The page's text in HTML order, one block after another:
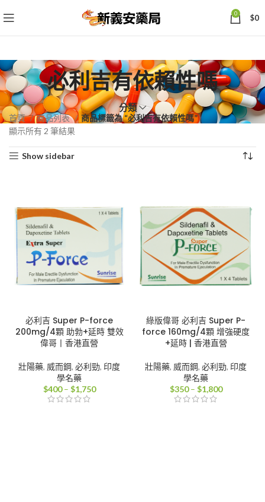
0 $0
必利吉有依賴性嗎
分類
首頁 商品列表
商品標籤為 “必利吉有依賴性嗎”
顯示所有 2 筆結果
Show sidebar
必利吉 Super P-force
200mg/4顆 助勃+延時 雙效
偉哥丨香港直營
壯陽藥, 威而鋼, 必利勁, 印度
學名藥
$400 – $1,750價
綠版偉哥 必利吉 Super P-
force 160mg/4顆 增強硬度
+延時 | 香港直營
壯陽藥, 威而鋼, 必利勁, 印度
學名藥
$350 – $1,800價